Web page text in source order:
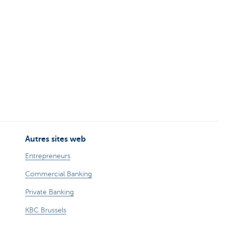
Autres sites web
Entrepreneurs
Commercial Banking
Private Banking
KBC Brussels